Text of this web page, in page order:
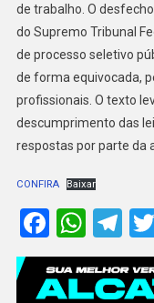
de trabalho. O
do Supremo Tribunal
de processo seletivo
de forma equivocada,
profissionais. O texto
descumprimento das
respostas por parte da
CONFIRA Baixar